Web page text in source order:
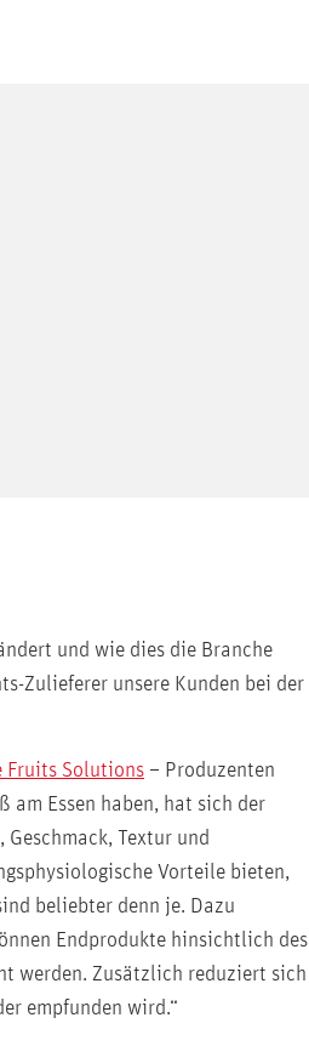
und wie dies die Branche
Zulieferer unsere Kunden bei der
Fruits Solutions – Produzenten
am Essen haben, hat sich der
Textur und
Vorteile bieten,
beliebter denn je. Dazu
Endprodukte hinsichtlich des
werden. Zusätzlich reduziert sich
empfunden wird.“